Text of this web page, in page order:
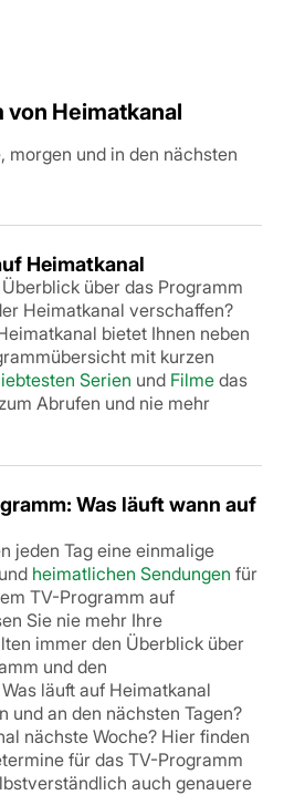
von Heimatkanal
morgen und in den nächsten
Heimatkanal
über das Programm
Heimatkanal verschaffen?
bietet Ihnen neben
mit kurzen
Serien und Filme das
Abrufen und nie mehr
Was läuft wann auf
jeden Tag eine einmalige
heimatlichen Sendungen für
TV-Programm auf
Sie nie mehr Ihre
immer den Überblick über
und den
läuft auf Heimatkanal
und an den nächsten Tagen?
nächste Woche? Hier finden
für das TV-Programm
auch genauere